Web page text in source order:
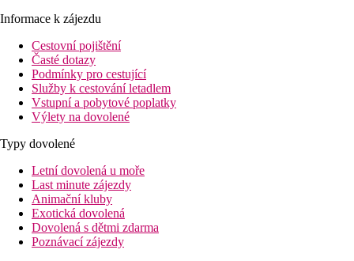
Informace k zájezdu
Cestovní pojištění
Časté dotazy
Podmínky pro cestující
Služby k cestování letadlem
Vstupní a pobytové poplatky
Výlety na dovolené
Typy dovolené
Letní dovolená u moře
Last minute zájezdy
Animační kluby
Exotická dovolená
Dovolená s dětmi zdarma
Poznávací zájezdy